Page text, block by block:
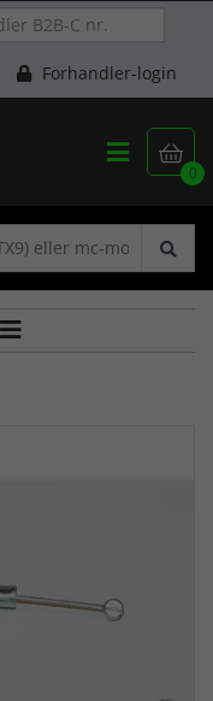
Forhandler-login

0

